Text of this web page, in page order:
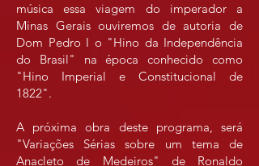
música essa viagem do imperador a
Minas Gerais ouviremos de autoria de
Dom Pedro I o "Hino da Independência
do Brasil" na época conhecido como
"Hino Imperial e Constitucional de
1822".
A próxima obra deste programa, será
"Variações Sérias sobre um tema de
Anacleto de Medeiros" de Ronaldo